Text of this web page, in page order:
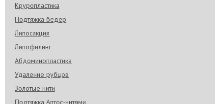
Круропластика
Подтяжка бедер
Липосакция
Липофилинг
Абдоминопластика
Удаление рубцов
Золотые нити
Подтяжка Аптос-нитями